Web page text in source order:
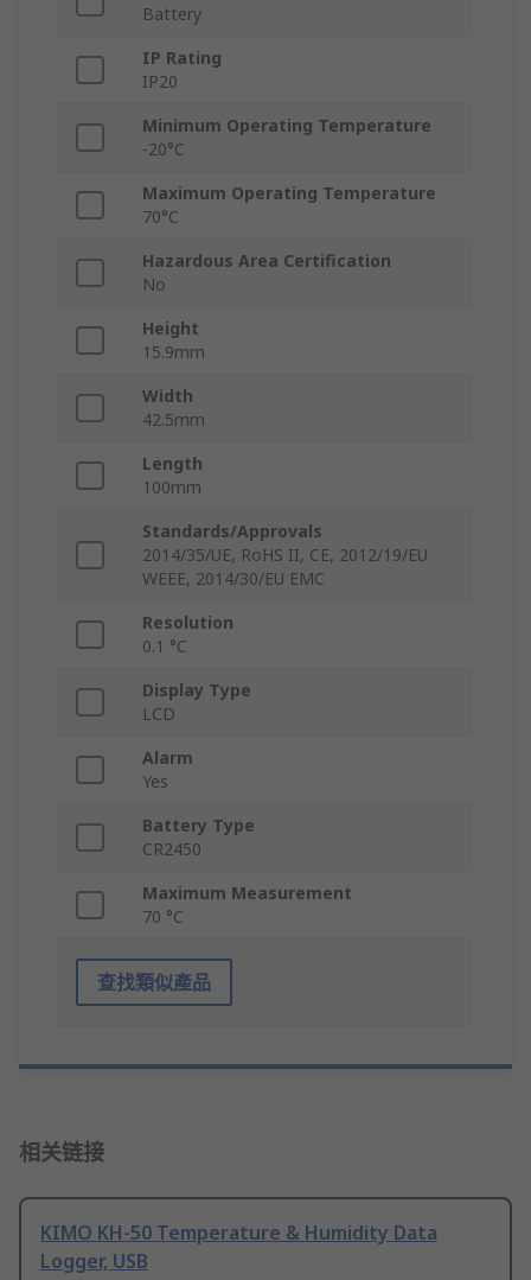
Battery
IP Rating
IP20
Minimum Operating Temperature
-20°C
Maximum Operating Temperature
70°C
Hazardous Area Certification
No
Height
15.9mm
Width
42.5mm
Length
100mm
Standards/Approvals
2014/35/UE, RoHS II, CE, 2012/19/EU
WEEE, 2014/30/EU EMC
Resolution
0.1 °C
Display Type
LCD
Alarm
Yes
Battery Type
CR2450
Maximum Measurement
70 °C
查找類似產品
相关链接
KIMO KH-50 Temperature & Humidity Data
Logger, USB